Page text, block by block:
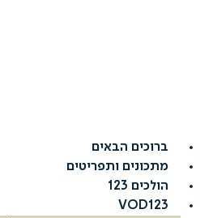
ברוכים הבאים
מתכונים ותפריטים
הולכים 123
VOD123